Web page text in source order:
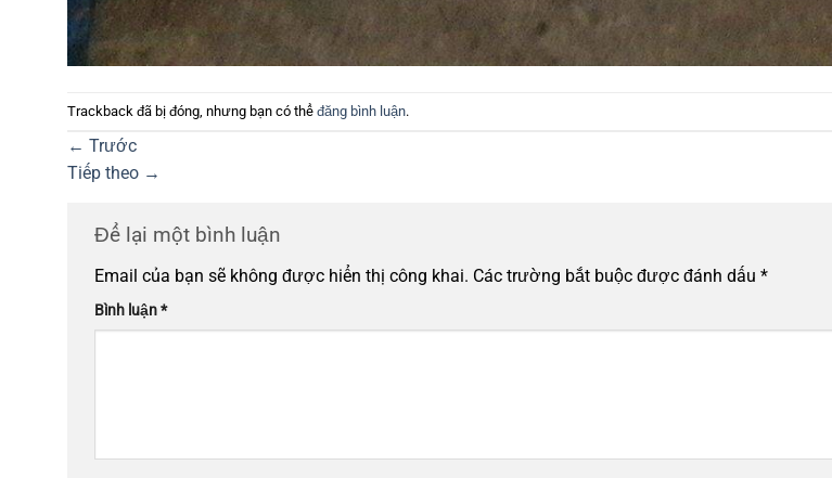
Trackback đã bị đóng, nhưng bạn có thể đăng bình luận.
← Trước
Tiếp theo →
Để lại một bình luận
Email của bạn sẽ không được hiển thị công khai. Các trường bắt buộc được đánh dấu *
Bình luận*